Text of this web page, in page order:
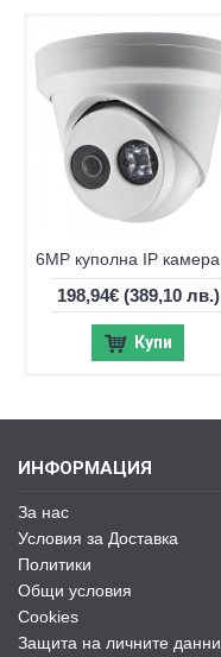
198,94€(389,10 лв.)
Купи
ИНФОРМАЦИЯ
За нас
Условия за Доставка
Политики
Общи условия
Cookies
Защита на личните данни